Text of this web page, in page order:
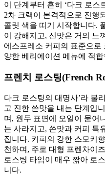
이 단계부터 흔히 ‘다크 로스
2차 크랙이 본격적으로 진행
콜릿 색을 띠기 시작합니다.
이 강해지고, 신맛은 거의 느
에스프레소 커피의 표준으
양한 베리에이션 메뉴에 적
프렌치 로스팅(French
다크 로스팅의 대명사’라 불
고 진한 쓴맛을 내는 단계입
며, 원두 표면에 오일이 묻어
는 사라지고, 쓴맛과 커피 특
집니다. 커피의 강한 스모키
천하며, 주로 대형 프렌차이
로스팅 타임이 매우 짧아 로
니다.